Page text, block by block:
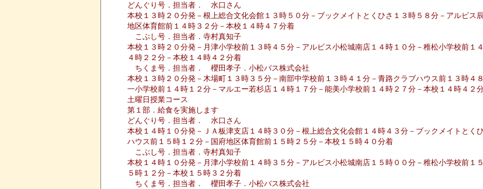
どんぐり号．担当者． 水口さん
本校１３時２０分発－根上総合文化会館１３時５０分－ブックメイトとくひさ１３時５８分－アルビス
地区体育館前１４時３２分－本校１４時４７分着
こぶし号．担当者．寺村真知子
本校１３時２０分発－月津小学校前１３時４５分－アルビス小松城南店１４時１０分－稚松小学校前１
４時２２分－本校１４時４２分着
ちくま号．担当者． 櫻田孝子．小松バス株式会社
本校１３時２０分発－木場町１３時３５分－南部中学校前１３時４１分－青路クラブハウス前１３時４
一小学校前１４時１２分－マルエー若杉店１４時１７分－能美小学校前１４時２７分－本校１４時４２
土曜日授業コース
第１部．給食を実施します
どんぐり号．担当者． 水口さん
本校１４時１０分発－ＪＡ板津支店１４時３０分－根上総合文化会館１４時４３分－ブックメイトとく
ハウス前１５時１２分－国府地区体育館前１５時２５分－本校１５時４０分着
こぶし号．担当者．寺村真知子
本校１４時１０分発－月津小学校前１４時３５分－アルビス小松城南店１５時００分－稚松小学校前１
５時１２分－本校１５時３２分着
ちくま号．担当者． 櫻田孝子．小松バス株式会社